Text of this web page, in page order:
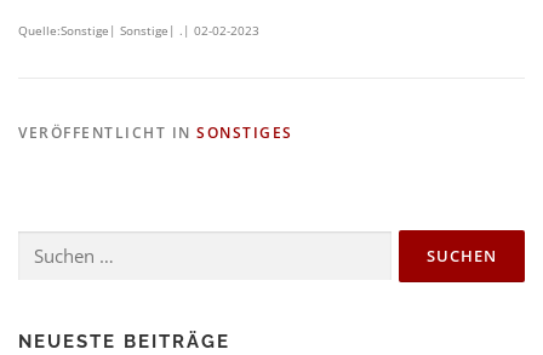
Quelle:Sonstige| Sonstige| .| 02-02-2023
VERÖFFENTLICHT IN SONSTIGES
NEUESTE BEITRÄGE